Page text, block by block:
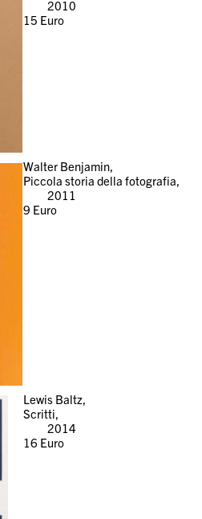
2010
15 Euro
Walter Benjamin,
Piccola storia della fotografia,
2011
9 Euro
Lewis Baltz,
Scritti,
2014
16 Euro